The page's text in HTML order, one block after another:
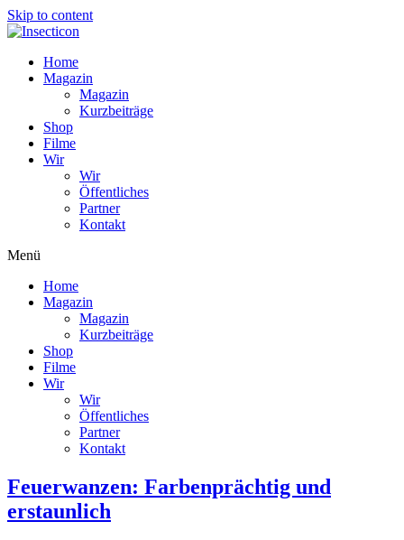
Skip to content
Home
Magazin
Magazin
Kurzbeiträge
Shop
Filme
Wir
Wir
Öffentliches
Partner
Kontakt
Menü
Home
Magazin
Magazin
Kurzbeiträge
Shop
Filme
Wir
Wir
Öffentliches
Partner
Kontakt
Feuerwanzen: Farbenprächtig und
erstaunlich